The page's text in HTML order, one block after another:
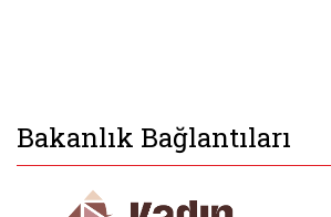
Bakanlık Bağlantıları